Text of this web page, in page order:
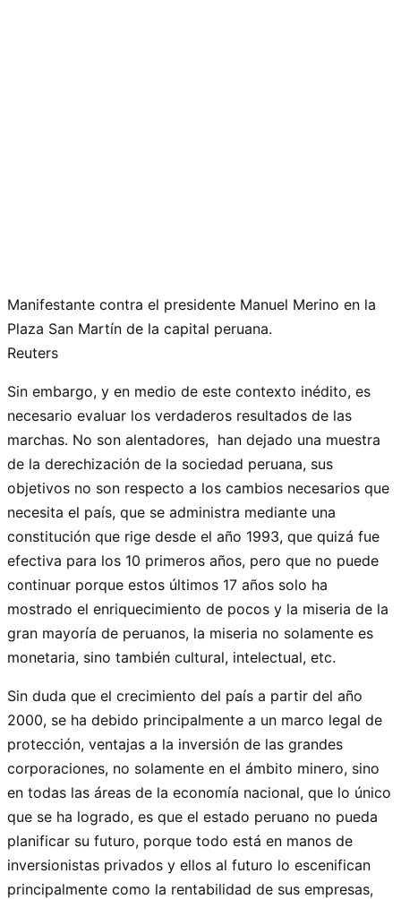
Manifestante contra el presidente Manuel Merino en la
Plaza San Martín de la capital peruana.
Reuters
Sin embargo, y en medio de este contexto inédito, es
necesario evaluar los verdaderos resultados de las
marchas. No son alentadores, han dejado una muestra
de la derechización de la sociedad peruana, sus
objetivos no son respecto a los cambios necesarios que
necesita el país, que se administra mediante una
constitución que rige desde el año 1993, que quizá fue
efectiva para los 10 primeros años, pero que no puede
continuar porque estos últimos 17 años solo ha
mostrado el enriquecimiento de pocos y la miseria de la
gran mayoría de peruanos, la miseria no solamente es
monetaria, sino también cultural, intelectual, etc.
Sin duda que el crecimiento del país a partir del año
2000, se ha debido principalmente a un marco legal de
protección, ventajas a la inversión de las grandes
corporaciones, no solamente en el ámbito minero, sino
en todas las áreas de la economía nacional, que lo único
que se ha logrado, es que el estado peruano no pueda
planificar su futuro, porque todo está en manos de
inversionistas privados y ellos al futuro lo escenifican
principalmente como la rentabilidad de sus empresas,